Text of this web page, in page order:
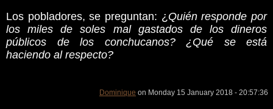
Los pobladores, se preguntan: ¿Quién responde por
los miles de soles mal gastados de los dineros
públicos de los conchucanos? ¿Qué se está
haciendo al respecto?
Dominique on Monday 15 January 2018 - 20:57:36